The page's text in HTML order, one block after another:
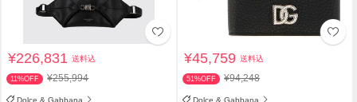
¥226,831送料込
11%OFF ¥255,994
¥45,759送料込
51%OFF ¥94,248